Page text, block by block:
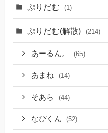
ぷりだむ (1)
ぷりだむ(解散) (214)
あーるん。 (65)
あまね (14)
そあら (44)
なぴくん (52)